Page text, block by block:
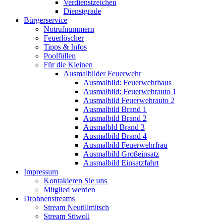
Verdienstzeichen
Dienstgrade
Bürgerservice
Notrufnummern
Feuerlöscher
Tipps & Infos
Poolfüllen
Für die Kleinen
Ausmalbilder Feuerwehr
Ausmalbild: Feuerwehrhaus
Ausmalbild: Feuerwehrauto 1
Ausmalbild Feuerwehrauto 2
Ausmalbild Brand 1
Ausmalbild Brand 2
Ausmalbld Brand 3
Ausmalbild Brand 4
Ausmalbild Feuerwehrfrau
Ausmalbild Großeinsatz
Ausmalbild Einsatzfahrt
Impressum
Kontakieren Sie uns
Mitglied werden
Drohnenstreams
Stream Neutillmitsch
Stream Stiwoll